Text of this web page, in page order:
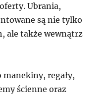
Ubrania,
są nie tylko
ale także wewnątrz
regały,
ścienne oraz